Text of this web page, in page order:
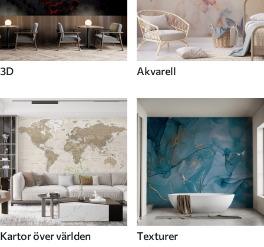
3D Akvarell
Kartor över världen Texturer